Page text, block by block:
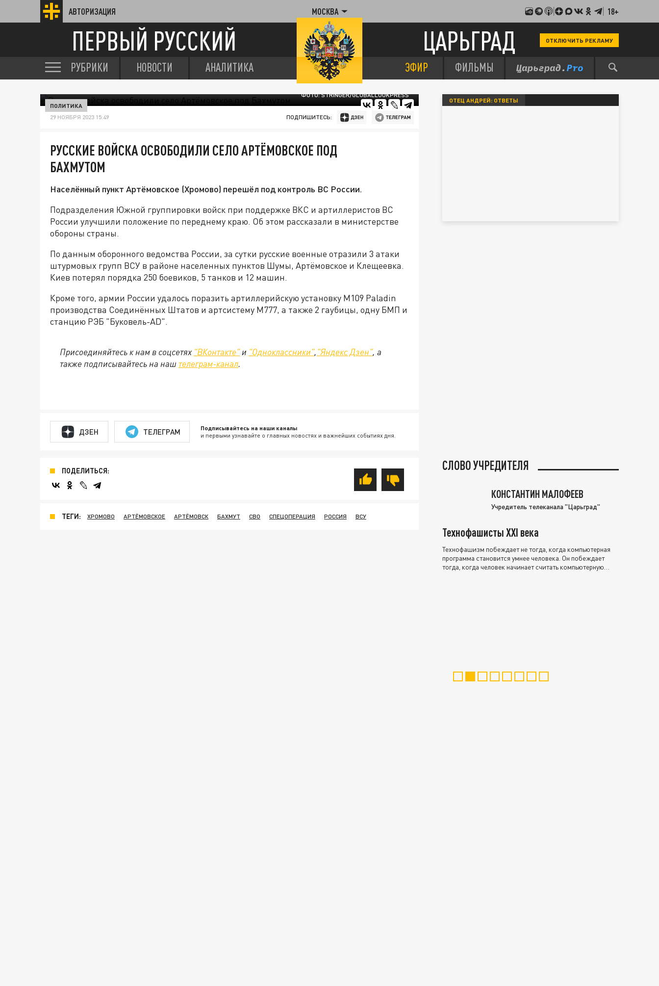
АВТОРИЗАЦИЯ МОСКВА 18+
ПЕРВЫЙ РУССКИЙ ЦАРЬГРАД ОТКЛЮЧИТЬ РЕКЛАМУ
РУБРИКИ НОВОСТИ АНАЛИТИКА ЭФИР ФИЛЬМЫ
ФОТО: STRINGER/GLOBALLOOKPRESS
ПОЛИТИКА
29 НОЯБРЯ 2023 15:49 ПОДПИШИТЕСЬ:
РУССКИЕ ВОЙСКА ОСВОБОДИЛИ СЕЛО АРТЁМОВСКОЕ ПОД
БАХМУТОМ
Населённый пункт Артёмовское (Хромово) перешёл под контроль ВС России.
Подразделения Южной группировки войск при поддержке ВКС и артиллеристов ВС
России улучшили положение по переднему краю. Об этом рассказали в министерстве
обороны страны.
По данным оборонного ведомства России, за сутки русские военные отразили 3 атаки
штурмовых групп ВСУ в районе населенных пунктов Шумы, Артёмовское и Клещеевка.
Киев потерял порядка 250 боевиков, 5 танков и 12 машин.
Кроме того, армии России удалось поразить артиллерийскую установку M109 Paladin
производства Соединённых Штатов и артсистему M777, а также 2 гаубицы, одну БМП и
станцию РЭБ "Буковель-AD".
Присоединяйтесь к нам в соцсетях "ВКонтакте"и "Одноклассники","Яндекс Дзен", а
также подписывайтесь на наш телеграм-канал.
ДЗЕН ТЕЛЕГРАМ Подписывайтесь на наши каналы
и первыми узнавайте о главных новостях и важнейших событиях дня.
ПОДЕЛИТЬСЯ:
ТЕГИ: ХРОМОВО АРТЁМОВСКОЕ АРТЁМОВСК БАХМУТ СВО СПЕЦОПЕРАЦИЯ РОССИЯ ВСУ
ОТЕЦ АНДРЕЙ: ОТВЕТЫ
СЛОВО УЧРЕДИТЕЛЯ
КОНСТАНТИН МАЛОФЕЕВ
Учредитель телеканала "Царьград"
Технофашисты XXI века
Технофашизм побеждает не тогда, когда компьютерная
программа становится умнее человека. Он побеждает
тогда, когда человек начинает считать компьютерную